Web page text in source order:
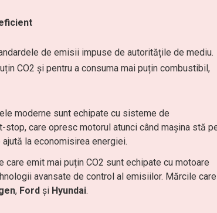
de emisii impuse de autoritățile de mediu.
CO2 și pentru a consuma mai puțin combustibil,
moderne sunt echipate cu sisteme de
care opresc motorul atunci când mașina stă
la economisirea energiei.
care emit mai puțin CO2 sunt echipate cu motoare
avansate de control al emisiilor. Mărcile care
, Ford și Hyundai.